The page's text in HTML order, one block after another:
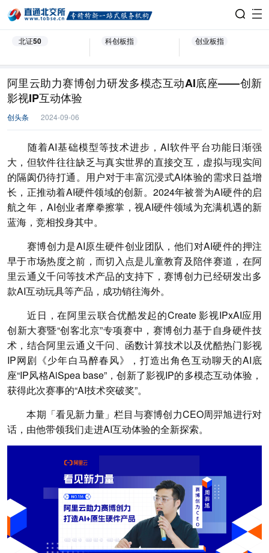
北证50 科创板指 创业板指
阿里云助力赛博创力研发多模态互动AI底座——创新
影视IP互动体验
创头条 2024-09-06
随着AI基础模型等技术进步，AI软件平台功能日渐强
大，但软件往往缺乏与真实世界的直接交互，虚拟与现实间
的隔阂仍待打通。用户对于丰富沉浸式AI体验的需求日益增
长，正推动着AI硬件领域的创新。2024年被誉为AI硬件的启
航之年，AI创业者摩拳擦掌，视AI硬件领域为充满机遇的新
蓝海，竞相投身其中。
赛博创力是AI原生硬件创业团队，他们对AI硬件的押注
早于市场热度之前，而切入点是儿童教育及陪伴赛道，在阿
里云通义千问等技术产品的支持下，赛博创力已经研发出多
款AI互动玩具等产品，成功销往海外。
近日，在阿里云联合优酷发起的Create 影视IPxAI应用
创新大赛暨“创客北京”专项赛中，赛博创力基于自身硬件技
术，结合阿里云通义千问、函数计算技术以及优酷热门影视
IP网剧《少年白马醉春风》，打造出角色互动聊天的AI底
座“IP风格AiSpea base”，创新了影视IP的多模态互动体验，
获得此次赛事的“AI技术突破奖”。
本期「看见新力量」栏目与赛博创力CEO周羿旭进行对
话，由他带领我们走进AI互动体验的全新探索。